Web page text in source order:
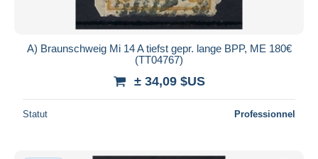
A) Braunschweig Mi 14 A tiefst gepr. lange BPP, ME 180€
(TT04767)
± 34,09 $US
Statut Professionnel